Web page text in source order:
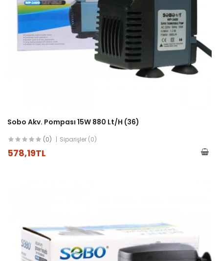
Sobo Akv. Pompası 15W 880 Lt/h (36)
(0) Siparişler (0)
578,19TL